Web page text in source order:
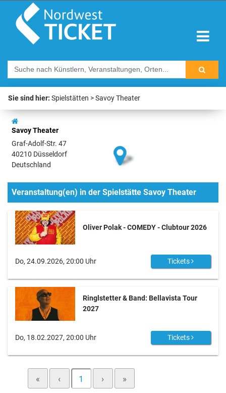
Sie sind hier: Spielstätten Savoy Theater
Savoy Theater
Graf-Adolf-Str. 47
40210 Düsseldorf
Deutschland
Veranstaltung(en) in der Spielstätte Savoy Theater
Oliver Polak - COMEDY - Clubtour 2026
Do, 24.09.2026, 20:00 Uhr Tickets
Ringlstetter & Band: Bellavista Tour
2027
Do, 18.02.2027, 20:00 Uhr Tickets
« ‹ 1 › »